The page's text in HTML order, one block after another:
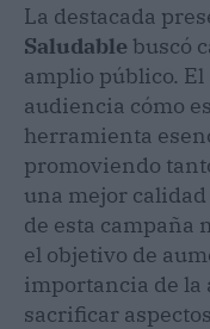
La destacada
Saludablebuscó
amplio público.
audiencia cómo
herramienta
promoviendo
una mejor
de esta campaña
el objetivo de
importancia de
sacrificar